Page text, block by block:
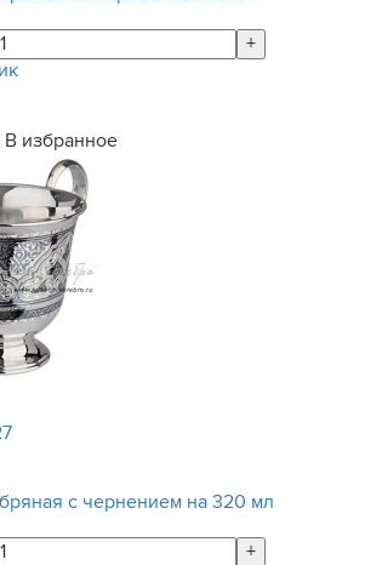
+
В избранное
с чернением на 320 мл
+